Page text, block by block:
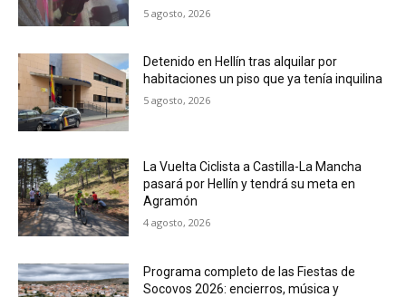
5 agosto, 2026
Detenido en Hellín tras alquilar por
habitaciones un piso que ya tenía inquilina
5 agosto, 2026
La Vuelta Ciclista a Castilla-La Mancha
pasará por Hellín y tendrá su meta en
Agramón
4 agosto, 2026
Programa completo de las Fiestas de
Socovos 2026: encierros, música y